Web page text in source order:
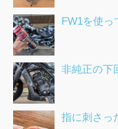
FW1を使っ
非純正の下
指に刺さっ